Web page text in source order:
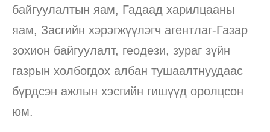
байгуулалтын яам, Гадаад харилцааны
яам, Засгийн хэрэгжүүлэгч агентлаг-Газар
зохион байгуулалт, геодези, зураг зүйн
газрын холбогдох албан тушаалтнуудаас
бүрдсэн ажлын хэсгийн гишүүд оролцсон
юм.